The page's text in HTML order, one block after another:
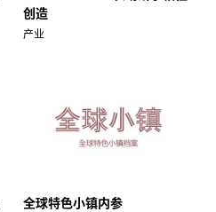
创造
产业
全球特色小镇内参